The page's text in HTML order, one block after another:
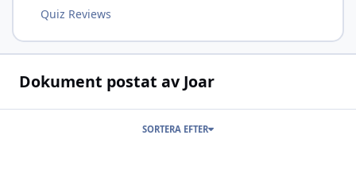
Quiz Reviews
Dokument postat av Joar
SORTERA EFTER